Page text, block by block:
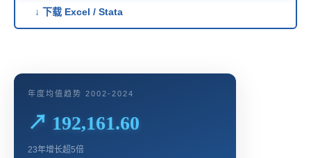
↓ 下载 Excel / Stata
年度均值趋势 2002-2024
↗ 192,161.60
23年增长超5倍